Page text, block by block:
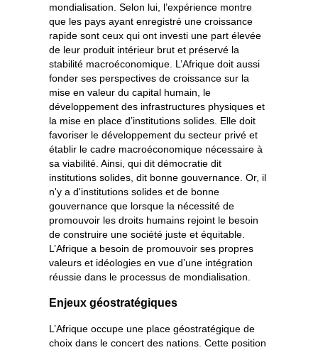
mondialisation. Selon lui, l’expérience montre
que les pays ayant enregistré une croissance
rapide sont ceux qui ont investi une part élevée
de leur produit intérieur brut et préservé la
stabilité macroéconomique. L’Afrique doit aussi
fonder ses perspectives de croissance sur la
mise en valeur du capital humain, le
développement des infrastructures physiques et
la mise en place d’institutions solides. Elle doit
favoriser le développement du secteur privé et
établir le cadre macroéconomique nécessaire à
sa viabilité. Ainsi, qui dit démocratie dit
institutions solides, dit bonne gouvernance. Or, il
n'y a d'institutions solides et de bonne
gouvernance que lorsque la nécessité de
promouvoir les droits humains rejoint le besoin
de construire une société juste et équitable.
L’Afrique a besoin de promouvoir ses propres
valeurs et idéologies en vue d’une intégration
réussie dans le processus de mondialisation.
Enjeux géostratégiques
L’Afrique occupe une place géostratégique de
choix dans le concert des nations. Cette position